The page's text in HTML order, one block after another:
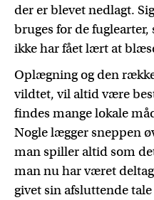
der er blevet nedlagt.
bruges for de
ikke har fået lært at
Oplægning og den
vildtet, vil altid være
findes mange lokale
Nogle lægger sneppen
man spiller altid som
man nu har været
givet sin afsluttende